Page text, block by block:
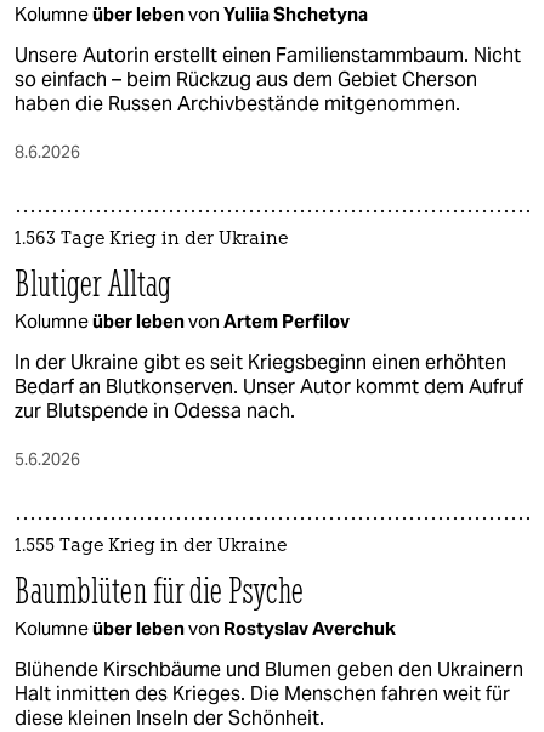
Kolumneüber lebenvon Yuliia Shchetyna
Unsere Autorin erstellt einen Familienstammbaum. Nicht
so einfach – beim Rückzug aus dem Gebiet Cherson
haben die Russen Archivbestände mitgenommen.
8.6.2026
1.563 Tage Krieg in der Ukraine
Blutiger Alltag
Kolumneüber lebenvon Artem Perfilov
In der Ukraine gibt es seit Kriegsbeginn einen erhöhten
Bedarf an Blutkonserven. Unser Autor kommt dem Aufruf
zur Blutspende in Odessa nach.
5.6.2026
1.555 Tage Krieg in der Ukraine
Baumblüten für die Psyche
Kolumneüber lebenvon Rostyslav Averchuk
Blühende Kirschbäume und Blumen geben den Ukrainern
Halt inmitten des Krieges. Die Menschen fahren weit für
diese kleinen Inseln der Schönheit.